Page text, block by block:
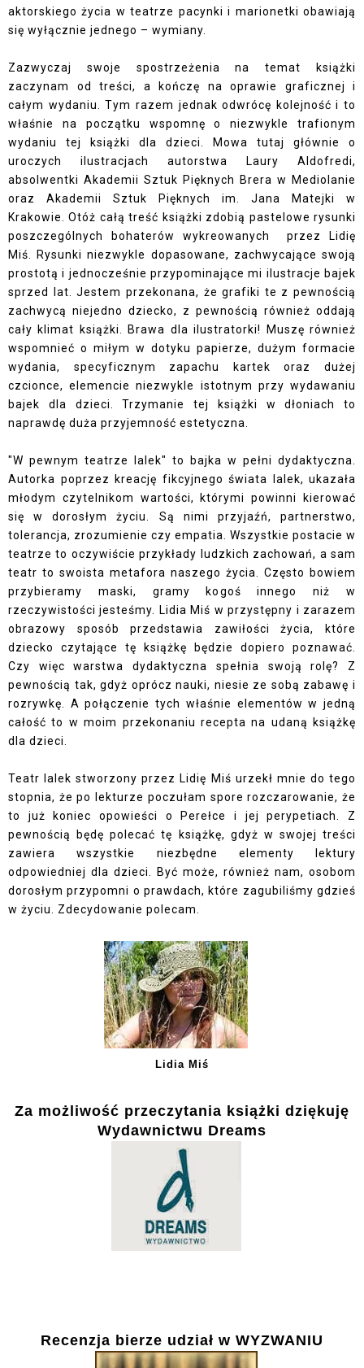
aktorskiego życia w teatrze pacynki i marionetki obawiają
się wyłącznie jednego – wymiany.
Zazwyczaj swoje spostrzeżenia na temat książki
zaczynam od treści, a kończę na oprawie graficznej i
całym wydaniu. Tym razem jednak odwrócę kolejność i to
właśnie na początku wspomnę o niezwykle trafionym
wydaniu tej książki dla dzieci. Mowa tutaj głównie o
uroczych ilustracjach autorstwa Laury Aldofredi,
absolwentki Akademii Sztuk Pięknych Brera w Mediolanie
oraz Akademii Sztuk Pięknych im. Jana Matejki w
Krakowie. Otóż całą treść książki zdobią pastelowe rysunki
poszczególnych bohaterów wykreowanych przez Lidię
Miś. Rysunki niezwykle dopasowane, zachwycające swoją
prostotą i jednocześnie przypominające mi ilustracje bajek
sprzed lat. Jestem przekonana, że grafiki te z pewnością
zachwycą niejedno dziecko, z pewnością również oddają
cały klimat książki. Brawa dla ilustratorki! Muszę również
wspomnieć o miłym w dotyku papierze, dużym formacie
wydania, specyficznym zapachu kartek oraz dużej
czcionce, elemencie niezwykle istotnym przy wydawaniu
bajek dla dzieci. Trzymanie tej książki w dłoniach to
naprawdę duża przyjemność estetyczna.
"W pewnym teatrze lalek" to bajka w pełni dydaktyczna.
Autorka poprzez kreację fikcyjnego świata lalek, ukazała
młodym czytelnikom wartości, którymi powinni kierować
się w dorosłym życiu. Są nimi przyjaźń, partnerstwo,
tolerancja, zrozumienie czy empatia. Wszystkie postacie w
teatrze to oczywiście przykłady ludzkich zachowań, a sam
teatr to swoista metafora naszego życia. Często bowiem
przybieramy maski, gramy kogoś innego niż w
rzeczywistości jesteśmy. Lidia Miś w przystępny i zarazem
obrazowy sposób przedstawia zawiłości życia, które
dziecko czytające tę książkę będzie dopiero poznawać.
Czy więc warstwa dydaktyczna spełnia swoją rolę? Z
pewnością tak, gdyż oprócz nauki, niesie ze sobą zabawę i
rozrywkę. A połączenie tych właśnie elementów w jedną
całość to w moim przekonaniu recepta na udaną książkę
dla dzieci.
Teatr lalek stworzony przez Lidię Miś urzekł mnie do tego
stopnia, że po lekturze poczułam spore rozczarowanie, że
to już koniec opowieści o Perełce i jej perypetiach. Z
pewnością będę polecać tę książkę, gdyż w swojej treści
zawiera wszystkie niezbędne elementy lektury
odpowiedniej dla dzieci. Być może, również nam, osobom
dorosłym przypomni o prawdach, które zagubiliśmy gdzieś
w życiu. Zdecydowanie polecam.
Lidia Miś
Za możliwość przeczytania książki dziękuję
Wydawnictwu Dreams
Recenzja bierze udział w WYZWANIU